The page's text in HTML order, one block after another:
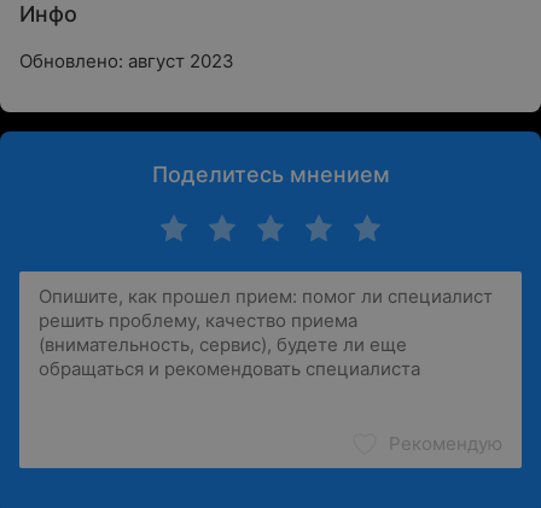
Инфо
Обновлено: август 2023
Поделитесь мнением
Рекомендую